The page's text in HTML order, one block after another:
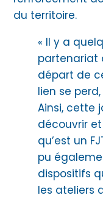
du territoire.
« Il y a
partenariat
départ de
lien se
Ainsi, cette
découvrir
qu’est un
pu
dispositifs
les ateliers